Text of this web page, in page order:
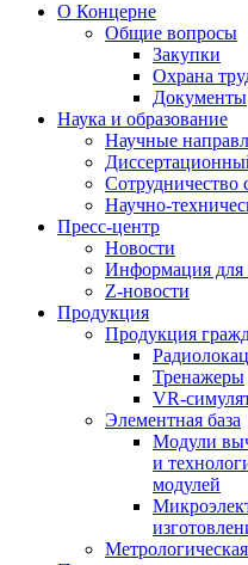
О Концерне
Общие вопросы
Закупки
Охрана
Документы
Наука и образование
Научные
Сотрудничество
Научно-
Пресс-центр
Новости
Информация
Z-новости
Продукция
Продукция
Тренажеры
VR-
Элементная база
Модули
и
модулей